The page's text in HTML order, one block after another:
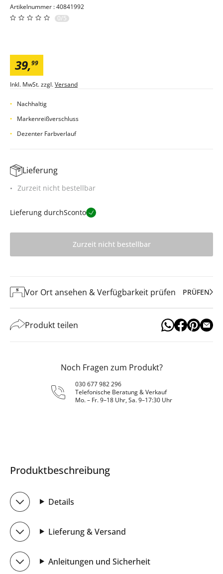
Artikelnummer : 40841992
0/5
39,99
Inkl. MwSt. zzgl.Versand
Nachhaltig
Markenreißverschluss
Dezenter Farbverlauf
Lieferung
Zurzeit nicht bestellbar
Lieferung durchSconto
Zurzeit nicht bestellbar
Vor Ort ansehen & Verfügbarkeit prüfen PRÜFEN
Produkt teilen
Noch Fragen zum Produkt?
030 677 982 296
Telefonische Beratung & Verkauf
Mo. – Fr. 9–18 Uhr, Sa. 9–17:30 Uhr
Produktbeschreibung
Details
Lieferung & Versand
Anleitungen und Sicherheit